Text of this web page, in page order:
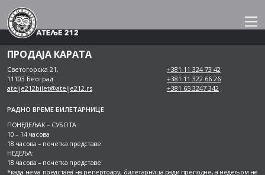
Skip
to
content
ПРОДАЈА КАРАТА
Светогорска 21,
11103 Београд
atelje212bilet@atelje212.rs
+381 11 324 73 42
+381 11 322 66 26
+381 65 3247 342
РАДНО ВРЕМЕ БИЛЕТАРНИЦЕ
ПОНЕДЕЉАК – СУБОТА:
10 – 14 часова
18 часова – почетка представе
НЕДЕЉА:
18 часова – почетка представе
*када нема представа на репертоару, билетарница ради преподне, а недељом не